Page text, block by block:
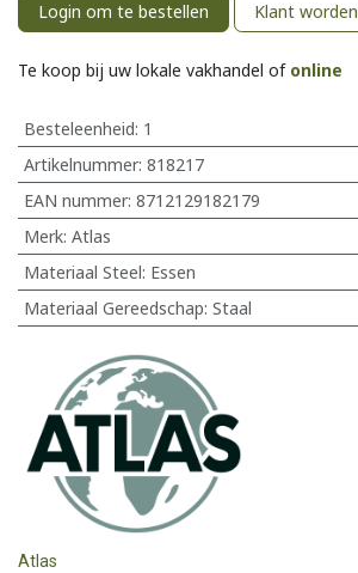
Login om te bestellen Klant worden
Te koop bij uw lokale vakhandel of online
Besteleenheid: 1
Artikelnummer: 818217
EAN nummer: 8712129182179
Merk: Atlas
Materiaal Steel: Essen
Materiaal Gereedschap: Staal
Atlas